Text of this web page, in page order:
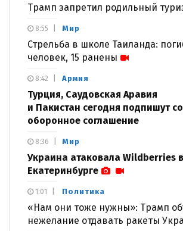
Трамп запретил родильный
Мир
Стрельба в школе Таиланда:
человек, 15 ранены
8:55
Армия
Турция, Саудовская Аравия
и Пакистан сегодня подпишут
оборонное соглашение
8:42
Мир
Украина атаковала Wildberries в
Екатеринбурге
8:36
Политика
«Нам они тоже нужны»: Трамп
нежелание отдавать ракеты
1:01